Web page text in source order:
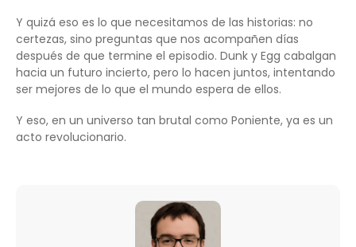
Y quizá eso es lo que necesitamos de las historias: no
certezas, sino preguntas que nos acompañen días
después de que termine el episodio. Dunk y Egg cabalgan
hacia un futuro incierto, pero lo hacen juntos, intentando
ser mejores de lo que el mundo espera de ellos.
Y eso, en un universo tan brutal como Poniente, ya es un
acto revolucionario.